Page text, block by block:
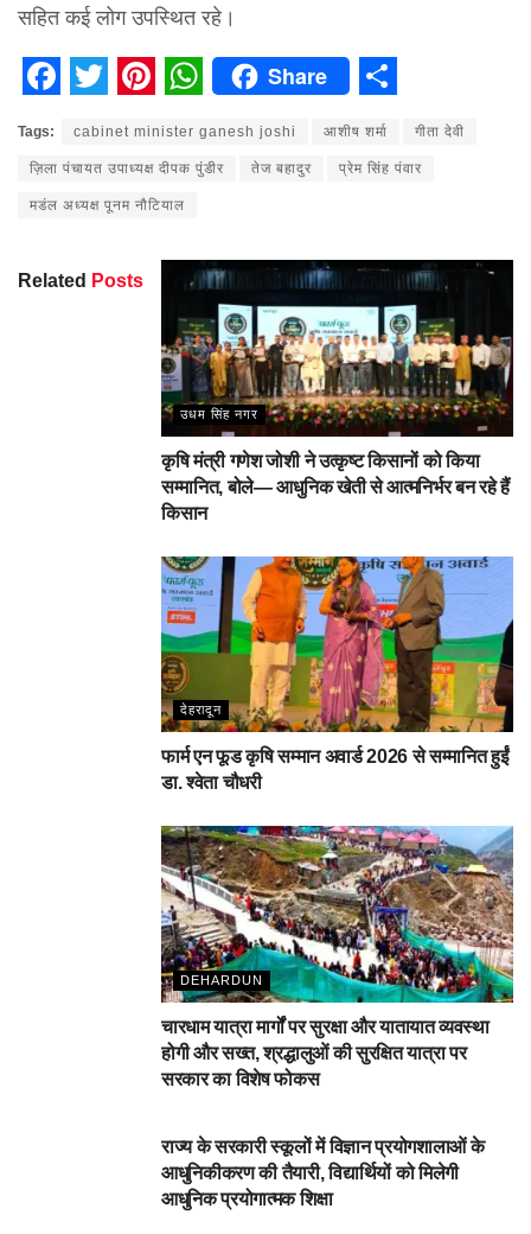
सहित कई लोग उपस्थित रहे।
Share
Share
Tags: cabinet minister ganesh joshi आशीष शर्मा गीता देवी
ज़िला पंचायत उपाध्यक्ष दीपक पुंडीर तेज बहादुर प्रेम सिंह पंवार
मडंल अध्यक्ष पूनम नौटियाल
Related Posts
उधम सिंह नगर
कृषि मंत्री गणेश जोशी ने उत्कृष्ट किसानों को किया
सम्मानित, बोले— आधुनिक खेती से आत्मनिर्भर बन रहे हैं
किसान
देहरादून
फार्म एन फूड कृषि सम्मान अवार्ड 2026 से सम्मानित हुईं
डा. श्वेता चौधरी
DEHARDUN
चारधाम यात्रा मार्गों पर सुरक्षा और यातायात व्यवस्था
होगी और सख्त, श्रद्धालुओं की सुरक्षित यात्रा पर
सरकार का विशेष फोकस
राज्य के सरकारी स्कूलों में विज्ञान प्रयोगशालाओं के
आधुनिकीकरण की तैयारी, विद्यार्थियों को मिलेगी
आधुनिक प्रयोगात्मक शिक्षा